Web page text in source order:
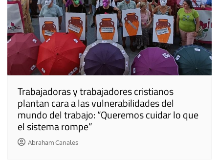
Trabajadoras y trabajadores cristianos
plantan cara a las vulnerabilidades del
mundo del trabajo: “Queremos cuidar lo que
el sistema rompe”
Abraham Canales